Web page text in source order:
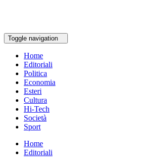
Toggle navigation
Home
Editoriali
Politica
Economia
Esteri
Cultura
Hi-Tech
Società
Sport
Home
Editoriali